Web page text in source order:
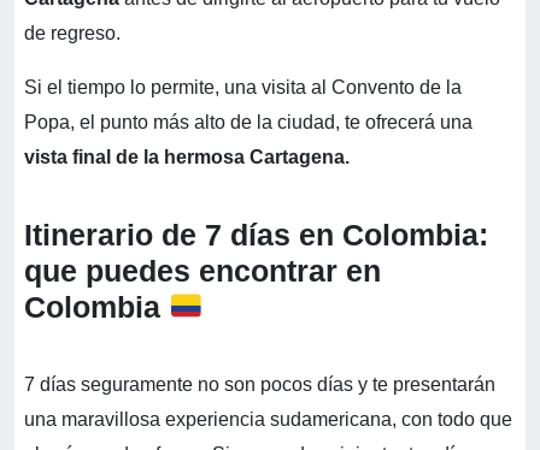
de regreso.
Si el tiempo lo permite, una visita al Convento de la
Popa, el punto más alto de la ciudad, te ofrecerá una
vista final de la hermosa Cartagena.
Itinerario de 7 días en Colombia:
que puedes encontrar en
Colombia
7 días seguramente no son pocos días y te presentarán
una maravillosa experiencia sudamericana, con todo que